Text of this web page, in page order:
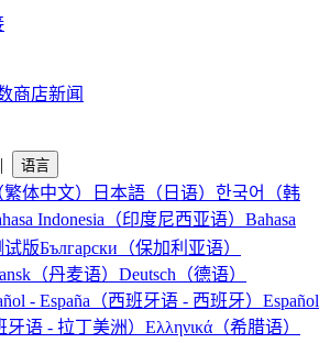
商店新闻
| 语言
体中文） 日本語（日语） 한국어（韩
Indonesia（印度尼西亚语） Bahasa
试版Български（保加利亚语）
（丹麦语） Deutsch（德语）
- España（西班牙语 - 西班牙） Español
牙语 - 拉丁美洲） Ελληνικά（希腊语）